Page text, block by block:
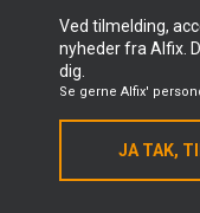
Ved tilmelding,
nyheder fra Alfix.
dig.
Se gerne Alfix'
JA TAK,